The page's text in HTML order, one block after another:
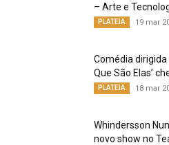
– Arte e
PLATEIA 19 mar
Comédia dirigida
Que São Elas’
PLATEIA 18 mar
Whindersson
novo show no